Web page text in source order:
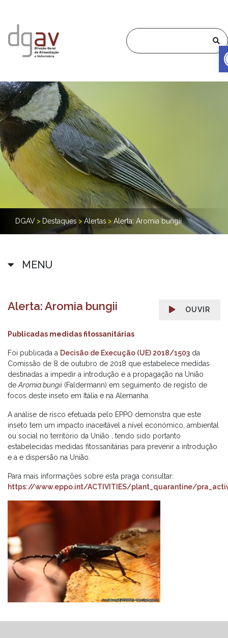
DGAV > Destaques > Alertas > Alerta: Aromia bungii
MENU
OUVIR
Alerta: Aromia bungii
Publicadas medidas fitossanitárias
Foi publicada a Decisão de Execução (UE) 2018/1503 da
Comissão de 8 de outubro de 2018 que estabelece medidas
destinadas a impedir a introdução e a propagação na União
de Aromia bungii (Faldermann) em seguimento de registo de
focos deste inseto em Itália e na Alemanha.
A análise de risco efetuada pelo EPPO demonstra que este
inseto tem um impacto inaceitável a nível económico, ambiental
ou social no território da União , tendo sido portanto
estabelecidas medidas fitossanitárias para prevenir a introdução
e a e dispersão na União.
Para mais informações sobre esta praga consultar:
https://www.eppo.int/ACTIVITIES/plant_quarantine/